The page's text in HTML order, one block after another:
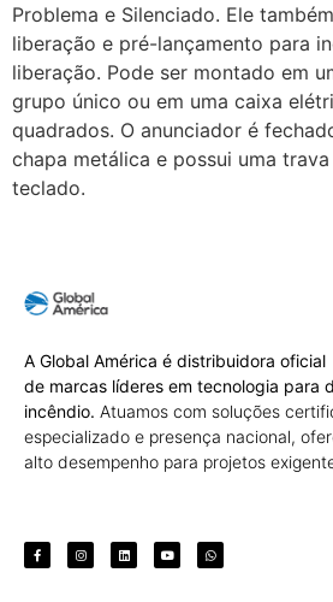
Problema e Silenciado. Ele
liberação e pré-lançamento para
liberação. Pode ser montado em
grupo único ou em uma caixa
quadrados. O anunciador é
chapa metálica e possui uma
teclado.
A Global América é distribuidora
de marcas líderes em tecnologia para
incêndio. Atuamos com soluções
especializado e presença nacional,
alto desempenho para projetos